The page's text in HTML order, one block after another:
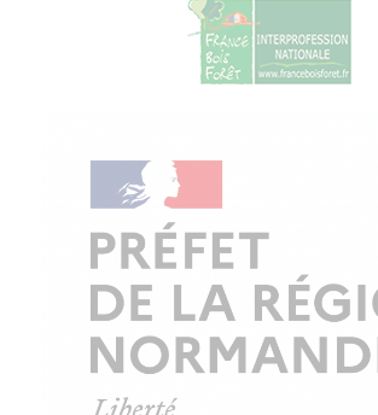
© Copyright - ProfessionsBois | Conception et réalisation :
Actualités
Mentions légales
Politique de confidentialité